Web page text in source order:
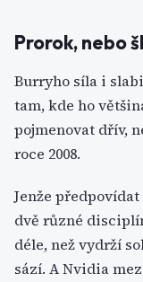
Prorok, nebo
Burryho síla i
tam, kde ho
pojmenovat dřív,
roce 2008.
Jenže
dvě různé
déle, než vydrží
sází. A Nvidia